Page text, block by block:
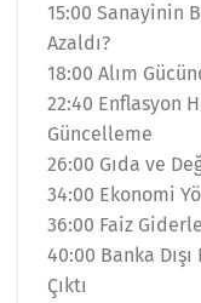
15:00 Sanayinin
Azaldı?
18:00 Alım
22:40 Enflasyon
Güncelleme
26:00 Gıda ve
34:00 Ekonomi
36:00 Faiz
40:00 Banka
Çıktı